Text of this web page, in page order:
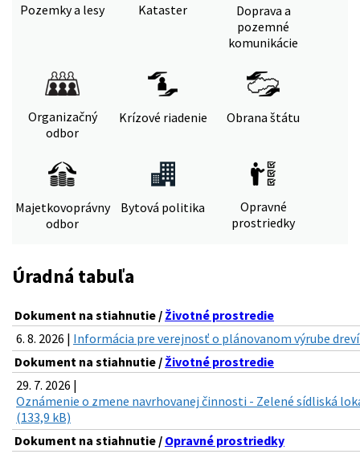
Pozemky a lesy Kataster
Doprava a
pozemné
komunikácie
Organizačný
odbor
Krízové riadenie Obrana štátu
Majetkovoprávny
odbor
Bytová politika
Opravné
prostriedky
Úradná tabuľa
Dokument na stiahnutie / Životné prostredie
6. 8. 2026 | Informácia pre verejnosť o plánovanom výrube
Dokument na stiahnutie / Životné prostredie
29. 7. 2026 |
Oznámenie o zmene navrhovanej činnosti - Zelené sídliská
(133,9 kB)
Dokument na stiahnutie / Opravné prostriedky